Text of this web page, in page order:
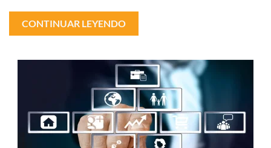
CONTINUAR LEYENDO